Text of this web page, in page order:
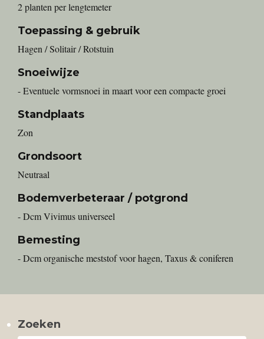
2 planten per lengtemeter
Toepassing & gebruik
Hagen / Solitair / Rotstuin
Snoeiwijze
- Eventuele vormsnoei in maart voor een compacte groei
Standplaats
Zon
Grondsoort
Neutraal
Bodemverbeteraar / potgrond
- Dcm Vivimus universeel
Bemesting
- Dcm organische meststof voor hagen, Taxus & coniferen
Zoeken